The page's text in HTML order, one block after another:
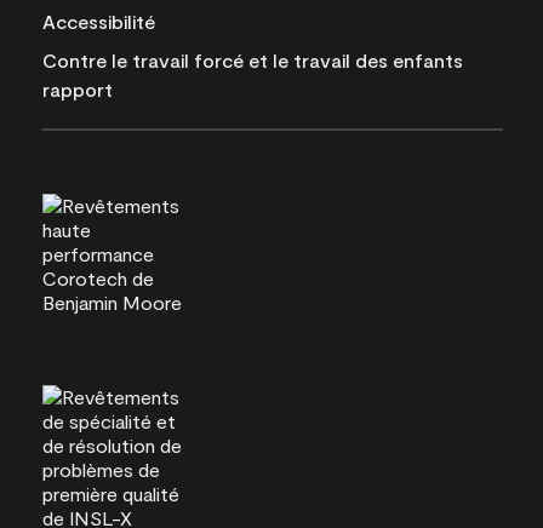
Accessibilité
Contre le travail forcé et le travail des enfants
rapport